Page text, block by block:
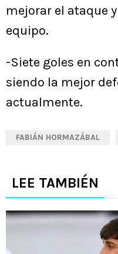
mejorar el ataque
equipo.
-Siete goles en
siendo la mejor
actualmente.
FABIÁN HORMAZÁBAL
LEE TAMBIÉN